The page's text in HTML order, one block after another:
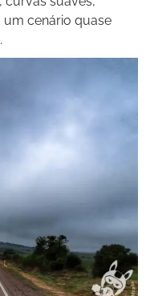
cenário quase